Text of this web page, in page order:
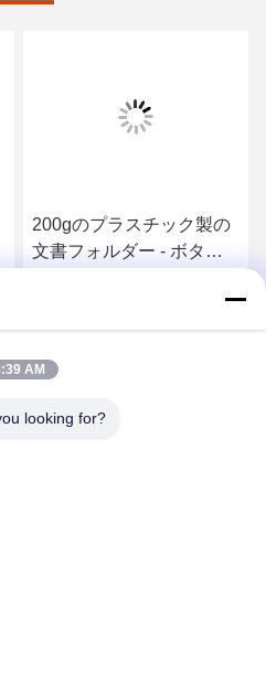
200gのプラスチック製の
文書フォルダー - ボタン
最良 の 価格 を 入手 する
AM
looking for?